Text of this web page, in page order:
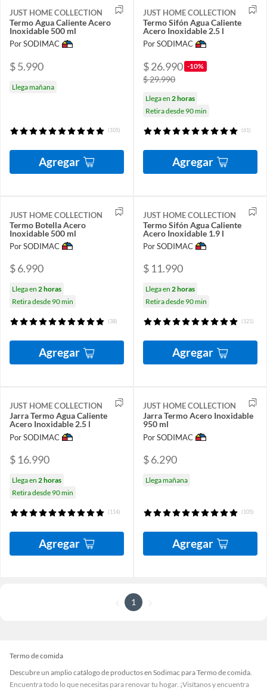
JUST HOME COLLECTION
Termo Agua Caliente Acero
Inoxidable 500 ml
Por SODIMAC
$ 5.990
Llega mañana
(105)
Agregar
JUST HOME COLLECTION
Termo Sifón Agua Caliente
Acero Inoxidable 2.5 l
Por SODIMAC
$ 26.990 -10%
$ 29.990
Llega en 2 horas
Retira desde 90 min
(61)
Agregar
JUST HOME COLLECTION
Termo Botella Acero
Inoxidable 500 ml
Por SODIMAC
$ 6.990
Llega en 2 horas
Retira desde 90 min
(38)
Agregar
JUST HOME COLLECTION
Termo Sifón Agua Caliente
Acero Inoxidable 1.9 l
Por SODIMAC
$ 11.990
Llega en 2 horas
Retira desde 90 min
(121)
Agregar
JUST HOME COLLECTION
Jarra Termo Agua Caliente
Acero Inoxidable 2.5 l
Por SODIMAC
$ 16.990
Llega en 2 horas
Retira desde 90 min
(114)
Agregar
JUST HOME COLLECTION
Jarra Termo Acero Inoxidable
950 ml
Por SODIMAC
$ 6.290
Llega mañana
(105)
Agregar
1
Termo de comida
Descubre un amplio catálogo de productos en Sodimac para Termo de comida.
Encuentra todo lo que necesitas para renovar tu hogar. ¡Visítanos y encuentra